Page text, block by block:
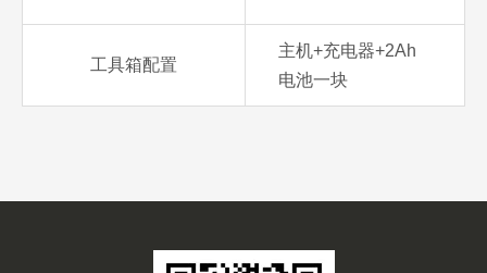
工具箱配置
主机+充电器+2Ah
电池一块